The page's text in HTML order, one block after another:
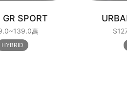
GR SPORT
萬
HYBRID